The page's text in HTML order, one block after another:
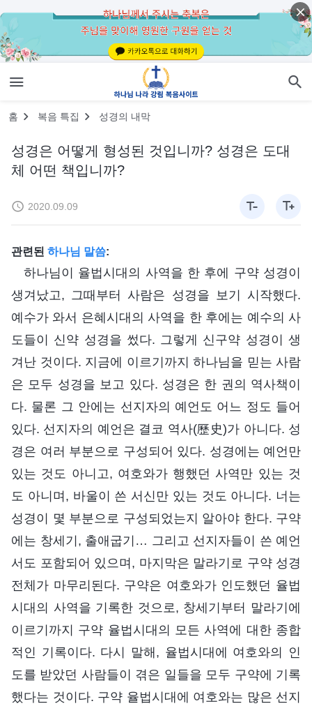
홈 복음 특집 성경의 내막
성경은 어떻게 형성된 것입니까? 성경은 도대
체 어떤 책입니까?
2020.09.09
관련된 하나님 말씀:
하나님이 율법시대의 사역을 한 후에 구약 성경이
생겨났고, 그때부터 사람은 성경을 보기 시작했다.
예수가 와서 은혜시대의 사역을 한 후에는 예수의 사
도들이 신약 성경을 썼다. 그렇게 신구약 성경이 생
겨난 것이다. 지금에 이르기까지 하나님을 믿는 사람
은 모두 성경을 보고 있다. 성경은 한 권의 역사책이
다. 물론 그 안에는 선지자의 예언도 어느 정도 들어
있다. 선지자의 예언은 결코 역사(歷史)가 아니다. 성
경은 여러 부분으로 구성되어 있다. 성경에는 예언만
있는 것도 아니고, 여호와가 행했던 사역만 있는 것
도 아니며, 바울이 쓴 서신만 있는 것도 아니다. 너는
성경이 몇 부분으로 구성되었는지 알아야 한다. 구약
에는 창세기, 출애굽기… 그리고 선지자들이 쓴 예언
서도 포함되어 있으며, 마지막은 말라기로 구약 성경
전체가 마무리된다. 구약은 여호와가 인도했던 율법
시대의 사역을 기록한 것으로, 창세기부터 말라기에
이르기까지 구약 율법시대의 모든 사역에 대한 종합
적인 기록이다. 다시 말해, 율법시대에 여호와의 인
도를 받았던 사람들이 겪은 일들을 모두 구약에 기록
했다는 것이다. 구약 율법시대에 여호와는 많은 선지